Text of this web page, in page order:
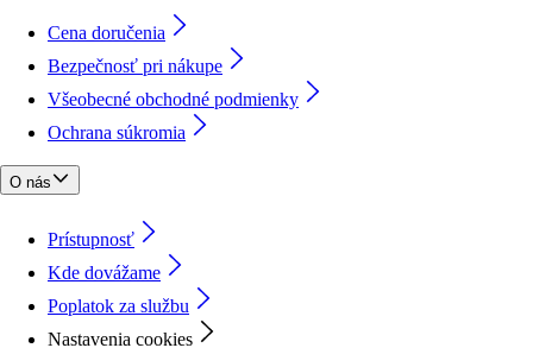
Cena doručenia
Bezpečnosť pri nákupe
Všeobecné obchodné podmienky
Ochrana súkromia
O nás
Prístupnosť
Kde dovážame
Poplatok za službu
Nastavenia cookies